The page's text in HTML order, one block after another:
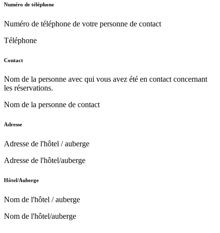
Numéro de téléphone
Numéro de téléphone de votre personne de contact
Téléphone
Contact
Nom de la personne avec qui vous avez été en contact concernant
les réservations.
Nom de la personne de contact
Adresse
Adresse de l'hôtel / auberge
Adresse de l'hôtel/auberge
Hôtel/Auberge
Nom de l'hôtel / auberge
Nom de l'hôtel/auberge